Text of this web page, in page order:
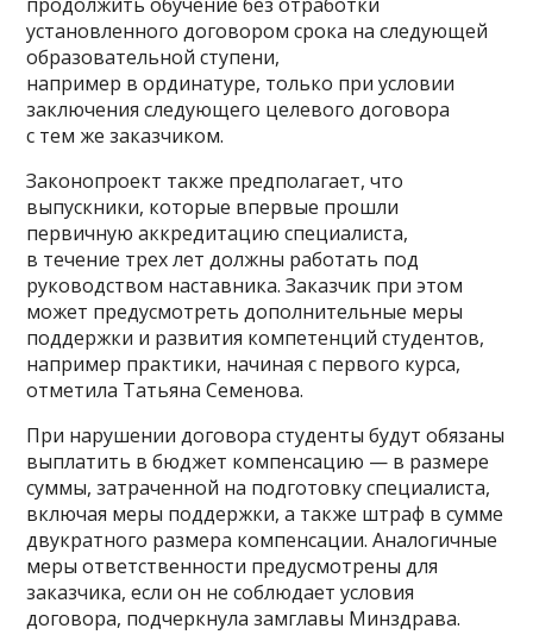
установленного договором срока на следующей
образовательной ступени,
например в ординатуре, только при условии
заключения следующего целевого договора
с тем же заказчиком.
Законопроект также предполагает, что
выпускники, которые впервые прошли
первичную аккредитацию специалиста,
в течение трех лет должны работать под
руководством наставника. Заказчик при этом
может предусмотреть дополнительные меры
поддержки и развития компетенций студентов,
например практики, начиная с первого курса,
отметила Татьяна Семенова.
При нарушении договора студенты будут обязаны
выплатить в бюджет компенсацию — в размере
суммы, затраченной на подготовку специалиста,
включая меры поддержки, а также штраф в сумме
двукратного размера компенсации. Аналогичные
меры ответственности предусмотрены для
заказчика, если он не соблюдает условия
договора, подчеркнула замглавы Минздрава.